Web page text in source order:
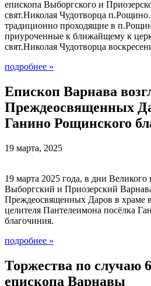
епископа Выборгского и
свят.Николая Чудотворца
традиционно проходящие в
приуроченные к ближайщему к
свят.Николая Чудотворца
подробнее »
Епископ Варнава
Преждеосвященных
Ганино Рощинского
19 марта, 2025
19 марта 2025 года, в дни Великого
Выборгский и Приозерский
Преждеосвященных Даров в храме
целителя Пантелеимона посёлка
благочиния.
подробнее »
Торжества по случаю
епископа Варнавы